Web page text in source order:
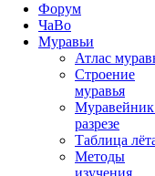
Форум
ЧаВо
Муравьи
Атлас
Строение
муравья
Муравейник
разрезе
Таблица
Методы
изучения